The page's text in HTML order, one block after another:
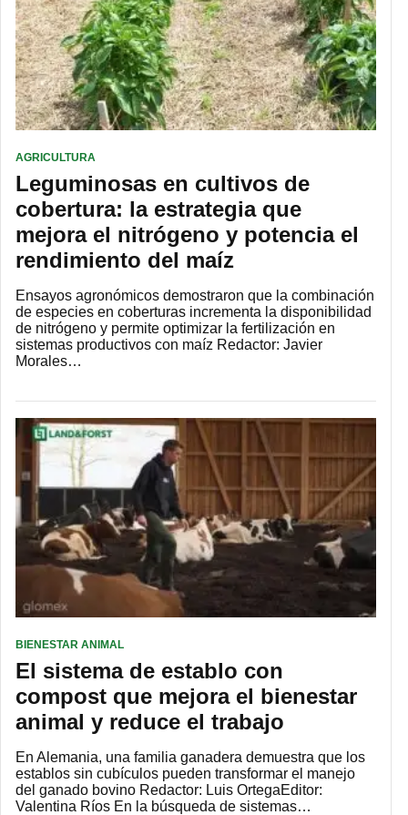
AGRICULTURA
Leguminosas en cultivos de
cobertura: la estrategia que
mejora el nitrógeno y potencia el
rendimiento del maíz
Ensayos agronómicos demostraron que la combinación
de especies en coberturas incrementa la disponibilidad
de nitrógeno y permite optimizar la fertilización en
sistemas productivos con maíz Redactor: Javier
Morales…
BIENESTAR ANIMAL
El sistema de establo con
compost que mejora el bienestar
animal y reduce el trabajo
En Alemania, una familia ganadera demuestra que los
establos sin cubículos pueden transformar el manejo
del ganado bovino Redactor: Luis OrtegaEditor:
Valentina Ríos En la búsqueda de sistemas…